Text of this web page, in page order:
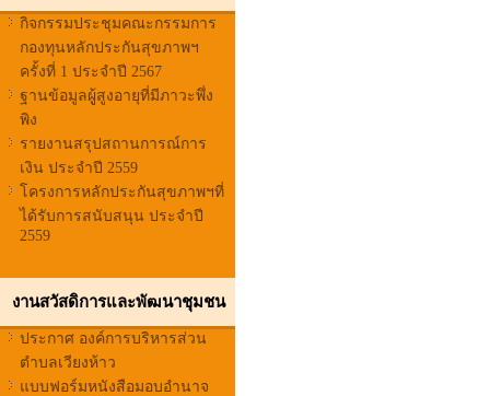
กิจกรรมประชุมคณะกรรมการ
กองทุนหลักประกันสุขภาพฯ
ครั้งที่ 1 ประจำปี 2567
ฐานข้อมูลผูู้สูงอายุที่มีภาวะพึ่ง
พิง
รายงานสรุปสถานการณ์การ
เงิน ประจำปี 2559
โครงการหลักประกันสุขภาพฯที่
ได้รับการสนับสนุน ประจำปี
2559
งานสวัสดิการและพัฒนาชุมชน
ประกาศ องค์การบริหารส่วน
ตำบลเวียงห้าว
แบบฟอร์มหนังสือมอบอำนาจ